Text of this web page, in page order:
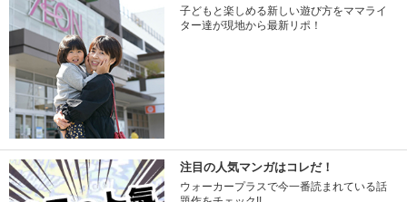
子どもと楽しめる新しい遊び方をママライ
ター達が現地から最新リポ！
注目の人気マンガはコレだ！
ウォーカープラスで今一番読まれている話